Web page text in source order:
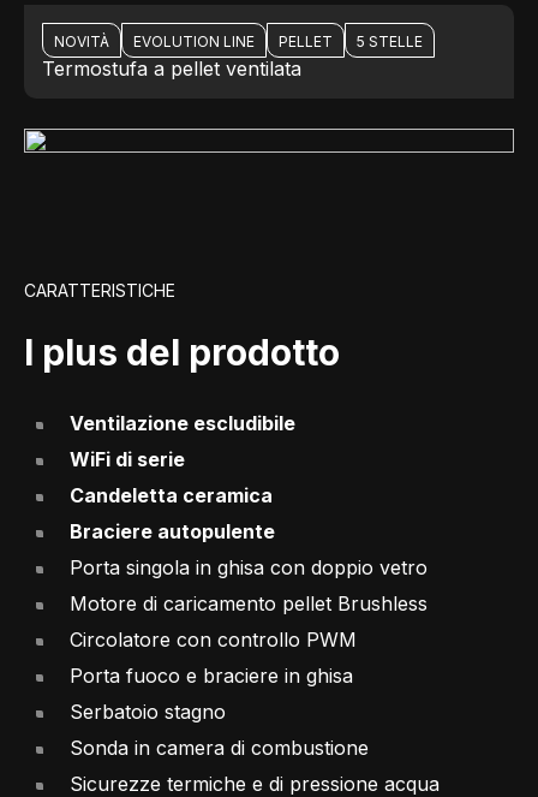
NOVITÀ EVOLUTION LINE PELLET 5 STELLE
Termostufa a pellet ventilata
CARATTERISTICHE
I plus del prodotto
Ventilazione escludibile
WiFi di serie
Candeletta ceramica
Braciere autopulente
Porta singola in ghisa con doppio vetro
Motore di caricamento pellet Brushless
Circolatore con controllo PWM
Porta fuoco e braciere in ghisa
Serbatoio stagno
Sonda in camera di combustione
Sicurezze termiche e di pressione acqua